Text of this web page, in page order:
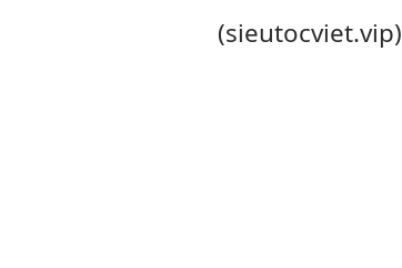
(sieutocviet.vip)